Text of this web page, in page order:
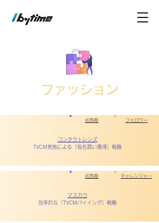
​ファッション
成熟期 フォロワー
コンタクトレンズ
TVCM実施による「指名買い獲得」戦略
成熟期 チャレンジャー
マスカラ
効率的な「TVCMバイイング」戦略